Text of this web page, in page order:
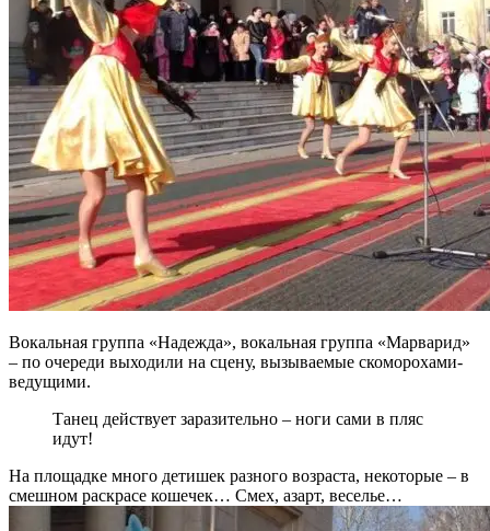
Вокальная группа «Надежда», вокальная группа «Марварид»
– по очереди выходили на сцену, вызываемые скоморохами-
ведущими.
Танец действует заразительно – ноги сами в пляс
идут!
На площадке много детишек разного возраста, некоторые – в
смешном раскрасе кошечек… Смех, азарт, веселье…